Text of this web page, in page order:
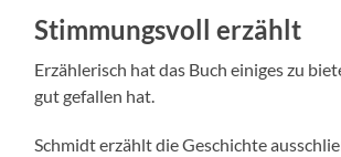
Stimmungsvoll erzählt
Erzählerisch hat das Buch einiges zu
gut gefallen hat.
Schmidt erzählt die Geschichte